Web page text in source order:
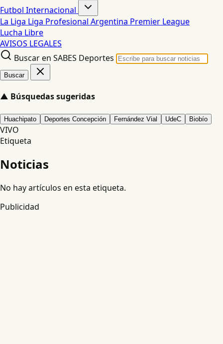
Futbol Internacional
La Liga Liga Profesional Argentina Premier League
Lucha Libre
AVISOS LEGALES
Buscar en SABES Deportes
Buscar
▲ Búsquedas sugeridas
Huachipato Deportes Concepción Fernández Vial UdeC Biobío
VIVO
Etiqueta
Noticias
No hay artículos en esta etiqueta.
Publicidad